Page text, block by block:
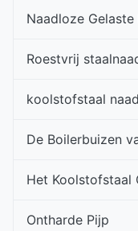
Naadloze
Roestvrij
koolstofstaal
De Boilerbuizen
Het Koolstofstaal
Ontharde Pijp